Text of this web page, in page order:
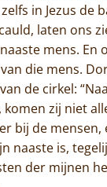
in Jezus
laten ons
mens.
die mens.
de cirkel:
komen zij niet
bij de
naaste is,
der mijnen